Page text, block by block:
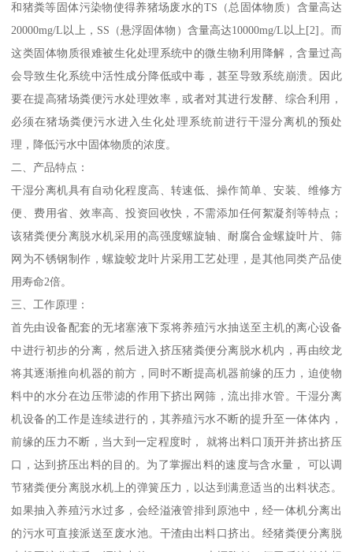
和猪粪等固体污染物使得养猪场废水的TS（总固体物质）含量高达
20000mg/L以上，SS（悬浮固体物）含量高达10000mg/L以上[2]。而
这类固体物质很难被生化处理系统中的微生物利用降解，含量过高
会导致生化系统中活性成分降低或中毒，甚至导致系统崩溃。因此
要在提高猪场粪便污水处理效率，或者对其进行发酵、综合利用，
必须在猪场粪便污水进入生化处理系统前进行干湿分离机的预处
理，降低污水中固体物质的浓度。
二、产品特点：
干湿分离机具有自动化程度高、转速低、操作简单、安装、维修方
便、费用省、效率高、投资回收快，不需添加任何絮凝剂等特点；
该猪粪便分离脱水机采用的高强度螺旋轴、耐腐合金螺旋叶片、筛
网为不锈钢制作，螺旋蛟龙叶片采用工艺处理，是其他同类产品使
用寿命2倍。
三、工作原理：
首先由设备配套的无堵塞液下泵将养殖污水抽送至主机的离心设备
中进行初步的分离，然后进入挤压猪粪便分离脱水机内，再由绞龙
将其逐渐推向机器的前方，同时不断提高机器前缘的压力，迫使物
料中的水分在边压带滤的作用下挤出网筛，流出排水管。干湿分离
机设备的工作是连续进行的，其养殖污水不断的提升至一体体内，
前缘的压力不断，当大到一定程度时， 就将出料口顶开并挤出挤压
口，达到挤压出料的目的。为了掌握出料的速度与含水量， 可以调
节猪粪便分离脱水机上的弹簧压力，以达到满意适当的出料状态。
如果抽入养殖污水过多，会经溢液管排到原池中，经一体机分离出
的污水可直接派送至废水池。干渣由出料口挤出。经猪粪便分离脱